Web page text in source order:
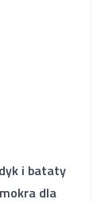
i bataty
dla